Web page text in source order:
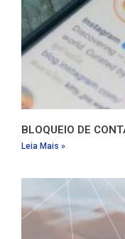
BLOQUEIO DE
Leia Mais »